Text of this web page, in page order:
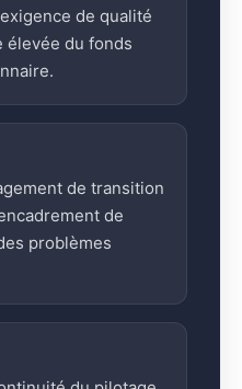
de qualité
du fonds
de transition
de
problèmes